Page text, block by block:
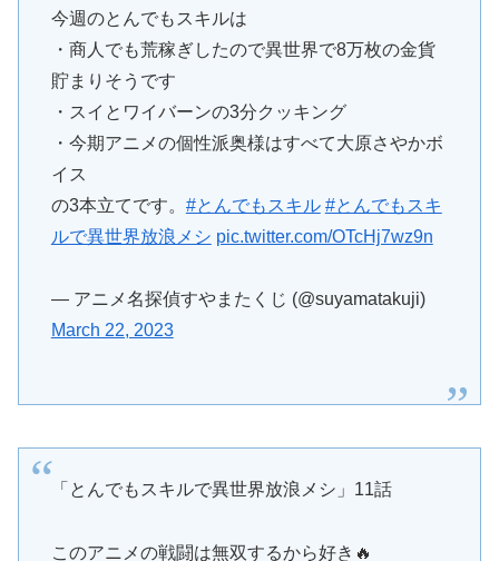
・商人でも荒稼ぎしたので異世界で8万枚の金貨
貯まりそうです
・スイとワイバーンの3分クッキング
・今期アニメの個性派奥様はすべて大原さやかボ
イス
の3本立てです。
ルで異世界放浪メシ pic.twitter.com/OTcHj7wz9n
March 22, 2023
特にスイの成長は親目線で見てしまう🤔